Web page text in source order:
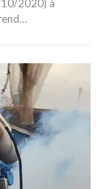
10/2020) à